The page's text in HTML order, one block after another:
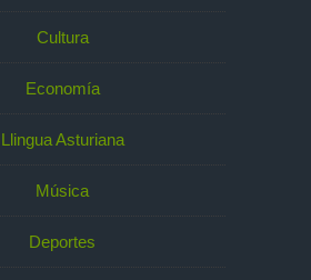
Cultura
Economía
Llingua Asturiana
Música
Deportes